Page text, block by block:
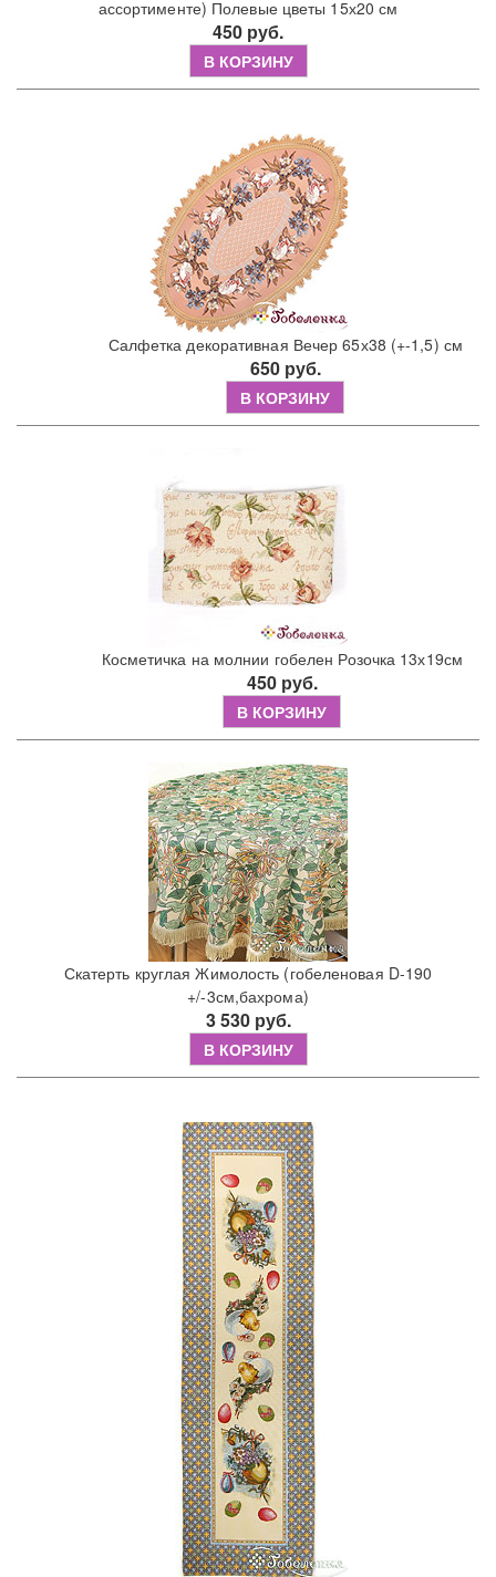
ассортименте) Полевые цветы 15х20 см
450 руб.
В КОРЗИНУ
Салфетка декоративная Вечер 65х38 (+-1,5) см
650 руб.
В КОРЗИНУ
Косметичка на молнии гобелен Розочка 13х19см
450 руб.
В КОРЗИНУ
Скатерть круглая Жимолость (гобеленовая D-190
+/-3см,бахрома)
3 530 руб.
В КОРЗИНУ